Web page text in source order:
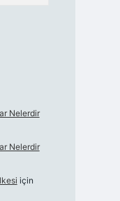
Nelerdir
Nelerdir
için